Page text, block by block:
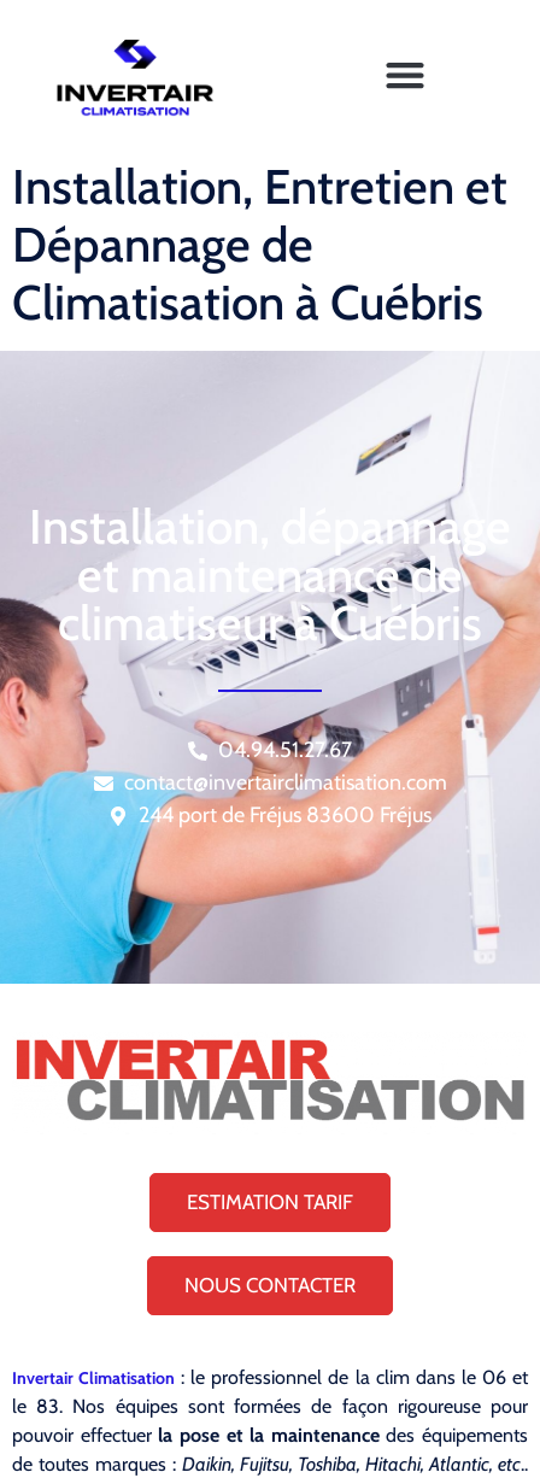
Installation, Entretien et
Dépannage de
Climatisation à Cuébris
Installation, dépannage
et maintenance de
climatiseur à Cuébris
04.94.51.27.67
contact@invertairclimatisation.com
244 port de Fréjus 83600 Fréjus
ESTIMATION TARIF
NOUS CONTACTER
Invertair Climatisation : le professionnel de la clim dans le 06 et
le 83. Nos équipes sont formées de façon rigoureuse pour
pouvoir effectuer la pose et la maintenancedes équipements
de toutes marques : Daikin, Fujitsu, Toshiba, Hitachi, Atlantic, etc..